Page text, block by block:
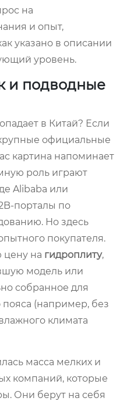
на
и опыт,
указано в описании
уровень.
и подводные
в Китай? Если
официальные
картина напоминает
роль играют
Alibaba или
порталы по
Но здесь
покупателя.
цену на гидроплиту,
модель или
собранное для
пояса (например, без
климата
масса мелких и
компаний, которые
Они берут на себя